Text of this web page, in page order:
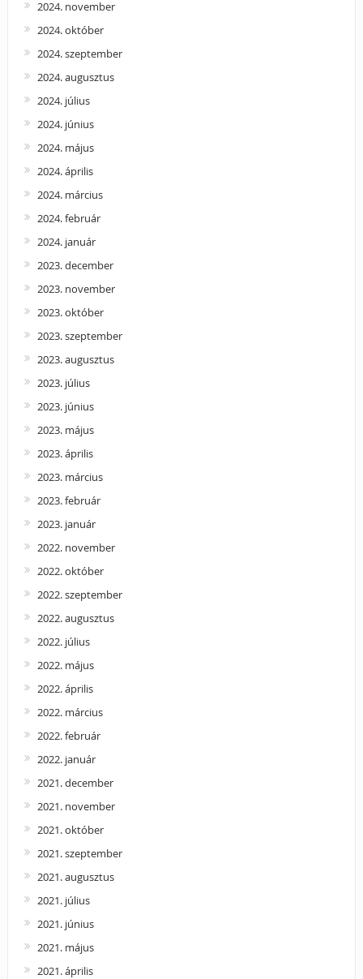
2024. november
2024. október
2024. szeptember
2024. augusztus
2024. július
2024. június
2024. május
2024. április
2024. március
2024. február
2024. január
2023. december
2023. november
2023. október
2023. szeptember
2023. augusztus
2023. július
2023. június
2023. május
2023. április
2023. március
2023. február
2023. január
2022. november
2022. október
2022. szeptember
2022. augusztus
2022. július
2022. május
2022. április
2022. március
2022. február
2022. január
2021. december
2021. november
2021. október
2021. szeptember
2021. augusztus
2021. július
2021. június
2021. május
2021. április